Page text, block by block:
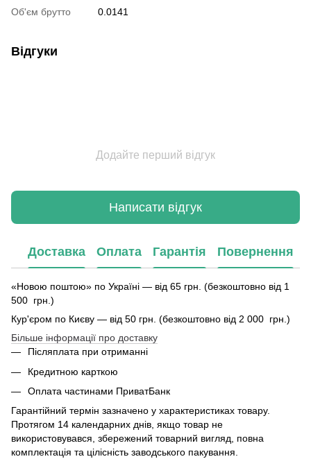
Об'єм брутто
0.0141
Відгуки
Додайте перший відгук
Написати відгук
Доставка Оплата Гарантія Повернення
«Новою поштою» по Україні — від 65 грн. (безкоштовно від 1
500 грн.)
Кур'єром по Києву — від 50 грн. (безкоштовно від 2 000 грн.)
Більше інформації про доставку
Післяплата при отриманні
Кредитною карткою
Оплата частинами ПриватБанк
Гарантійний термін зазначено у характеристиках товару.
Протягом 14 календарних днів, якщо товар не
використовувався, збережений товарний вигляд, повна
комплектація та цілісність заводського пакування.